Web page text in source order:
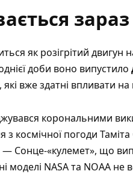
як розігрітий двигун
доби воно випустило
які вже здатні впливати
корональними
з космічної погоди
— Сонце‑«кулемет», що
NASA та NOAA не